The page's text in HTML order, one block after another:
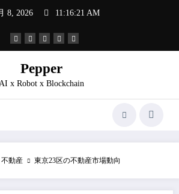
8, 2026 11:16:22 AM
Pepper
x Robot x Blockchain
不動産 東京23区の不動産市場動向